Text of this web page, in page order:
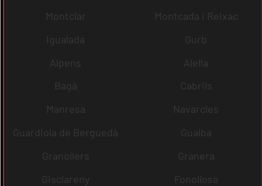
Montclar
Montcada i Reixac
Igualada
Gurb
Alpens
Alella
Bagà
Cabrils
Manresa
Navarcles
Guardiola de Berguedà
Gualba
Granollers
Granera
Gisclareny
Fonollosa